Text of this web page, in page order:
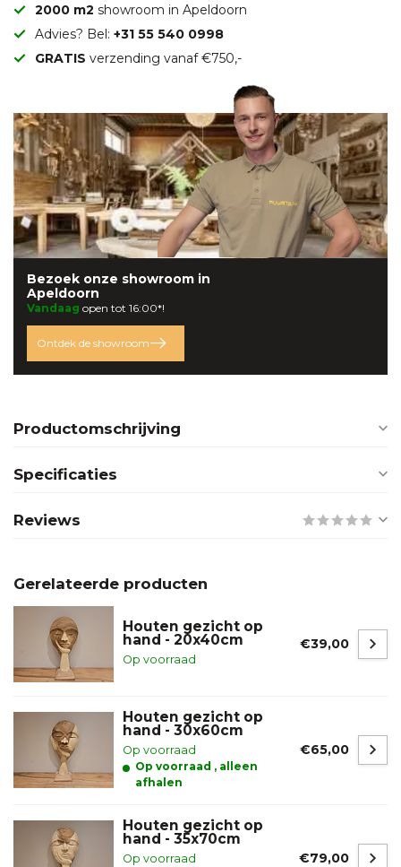
2000 m2 showroom in Apeldoorn
Advies? Bel: +31 55 540 0998
GRATIS verzending vanaf €750,-
Bezoek onze showroom in
Apeldoorn
Vandaag open tot 16:00*!
Ontdek de showroom
Productomschrijving
Specificaties
Reviews
Gerelateerde producten
Houten gezicht op
hand - 20x40cm
Op voorraad
€39,00
Houten gezicht op
hand - 30x60cm
Op voorraad
Op voorraad , alleen
afhalen
€65,00
Houten gezicht op
hand - 35x70cm
Op voorraad €79,00